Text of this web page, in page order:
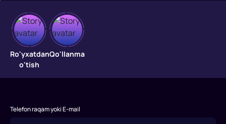
test
Ro'yxatdan
o'tish
Qo'llanma
Telefon raqam yoki E-mail